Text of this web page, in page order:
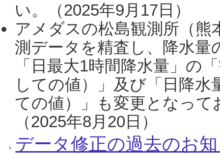
い。（2025年9月17日）
アメダスの松島観測所（熊
測データを精査し、降水
「日最大1時間降水量」の
しての値）」及び「日降
ての値）」も変更となっ
（2025年8月20日）
データ修正の過去のお